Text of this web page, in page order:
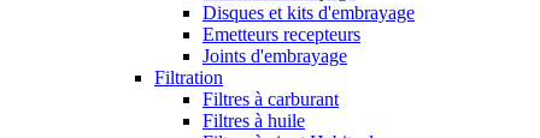
Disques et kits d'embrayage
Emetteurs recepteurs
Joints d'embrayage
Filtration
Filtres à carburant
Filtres à huile